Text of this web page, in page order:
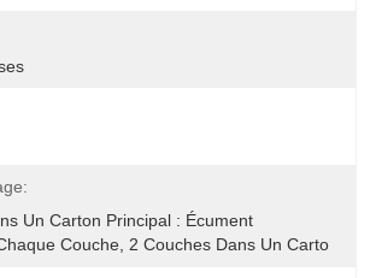
Un Carton Principal : Écument
Couche, 2 Couches Dans Un Carto